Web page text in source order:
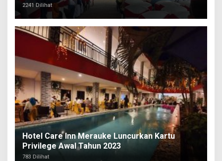
2241 Dilihat
Hotel Care Inn Merauke Luncurkan Kartu
Privilege Awal Tahun 2023
783 Dilihat